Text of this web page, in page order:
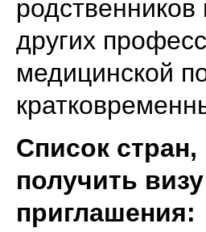
других
медицинской
Список
получить
приглашения: